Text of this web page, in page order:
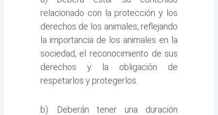
relacionado con la protección y los
derechos de los animales, reflejando
la importancia de los animales en la
sociedad, el reconocimiento de sus
derechos y la obligación de
respetarlos y protegerlos.
b) Deberán tener una duración